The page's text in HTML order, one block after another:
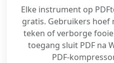
Elke instrument op
gratis. Gebruikers hoef
teken of verborge
toegang sluit PDF na
PDF-